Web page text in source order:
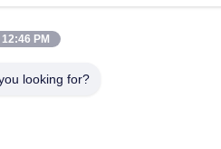
12:46 PM
looking for?